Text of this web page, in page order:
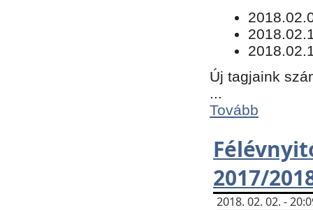
Új tagjaink
Tovább
2017/
2018. 02. 02. -